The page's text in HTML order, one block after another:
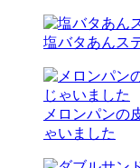
塩バタあんス
メロンパンの
ゃいました